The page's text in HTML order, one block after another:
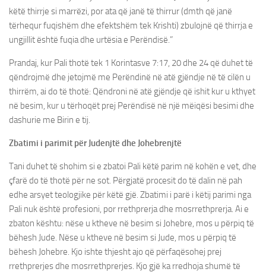
këtë thirrje si marrëzi, por ata që janë të thirrur (dmth që janë
tërhequr fuqishëm dhe efektshëm tek Krishti) zbulojnë që thirrja e
ungjillit është fuqia dhe urtësia e Perëndisë.”
Prandaj, kur Pali thotë tek 1 Korintasve 7:17, 20 dhe 24 që duhet të
qëndrojmë dhe jetojmë me Perëndinë në atë gjëndje në të cilën u
thirrëm, ai do të thotë: Qëndroni në atë gjëndje që ishit kur u kthyet
në besim, kur u tërhoqët prej Perëndisë në një mëiqësi besimi dhe
dashurie me Birin e tij.
Zbatimi i parimit për Judenjtë dhe Johebrenjtë
Tani duhet të shohim si e zbatoi Pali këtë parim në kohën e vet, dhe
çfarë do të thotë për ne sot. Përgjatë procesit do të dalin në pah
edhe arsyet teologjike për këtë gjë. Zbatimi i parë i këtij parimi nga
Pali nuk është profesioni, por rrethprerja dhe mosrrethprerja. Ai e
zbaton kështu: nëse u ktheve në besim si Johebre, mos u përpiq të
bëhesh Jude. Nëse u ktheve në besim si Jude, mos u përpiq të
bëhesh Johebre. Kjo ishte thjesht ajo që përfaqësohej prej
rrethprerjes dhe mosrrethprerjes. Kjo gjë ka rredhoja shumë të